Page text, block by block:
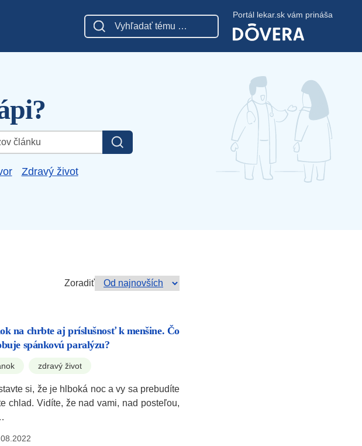
Portál lekar.sk vám prináša
Zdravý život
Zoradiť
na chrbte aj príslušnosť k menšine. Čo
spánkovú paralýzu?
zdravý život
si, že je hlboká noc a vy sa prebudíte
chlad. Vidíte, že nad vami, nad posteľou,